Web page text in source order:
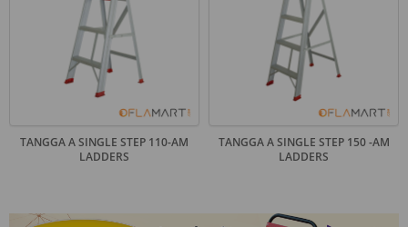
TANGGA A SINGLE STEP 110-AM
LADDERS
TANGGA A SINGLE STEP 150 -AM
LADDERS